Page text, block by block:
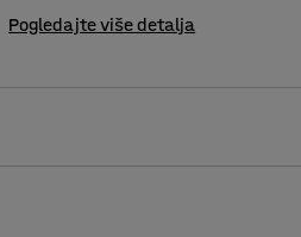
Pogledajte više detalja